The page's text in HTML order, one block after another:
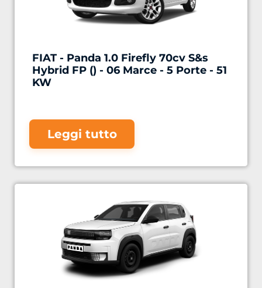
FIAT - Panda 1.0 Firefly 70cv S&s
Hybrid FP () - 06 Marce - 5 Porte - 51
KW
Leggi tutto